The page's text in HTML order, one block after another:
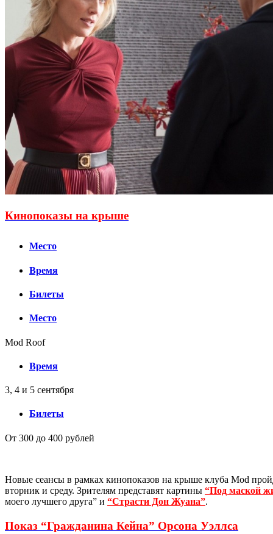
Кинопоказы на крыше
Место
Время
Билеты
Место
Mod Roof
Время
3, 4 и 5 сентября
Билеты
От 300 до 400 рублей
Новые сеансы в рамках кинопоказов на крыше клуба Mod
вторник и среду. Зрителям представят картины “Под маской
моего лучшего друга” и “Страсти Дон Жуана”.
Показ “Гражданина Кейна” Орсона Уэллса